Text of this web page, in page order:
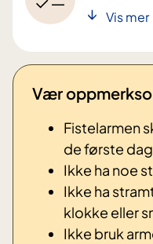
Vis mer
Vær
Fistelarmen
de første
Ikke ha noe
Ikke ha
klokke eller
Ikke bruk